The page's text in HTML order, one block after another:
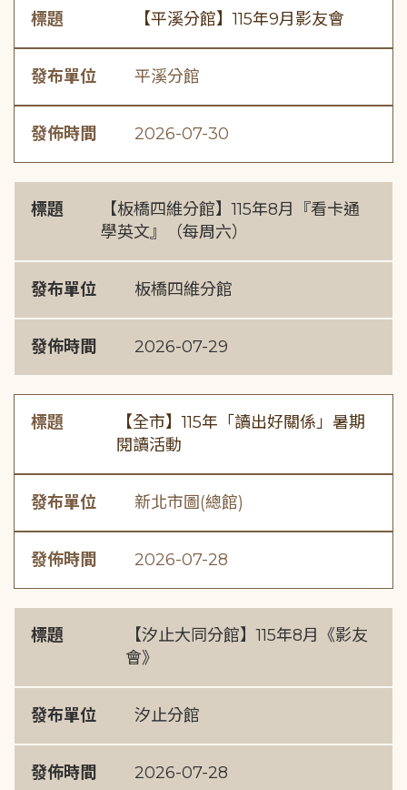
標題 【平溪分館】115年9月影友會
發布單位 平溪分館
發佈時間 2026-07-30
標題
【板橋四維分館】115年8月『看卡通
學英文』（每周六）
發布單位 板橋四維分館
發佈時間 2026-07-29
標題
【全市】115年「讀出好關係」暑期
閱讀活動
發布單位 新北市圖(總館)
發佈時間 2026-07-28
標題
【汐止大同分館】115年8月《影友
會》
發布單位 汐止分館
發佈時間 2026-07-28